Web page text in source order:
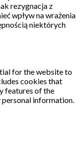
rezygnacja z
wpływ na wrażenia
niektórych
for the website to
cookies that
features of the
personal information.